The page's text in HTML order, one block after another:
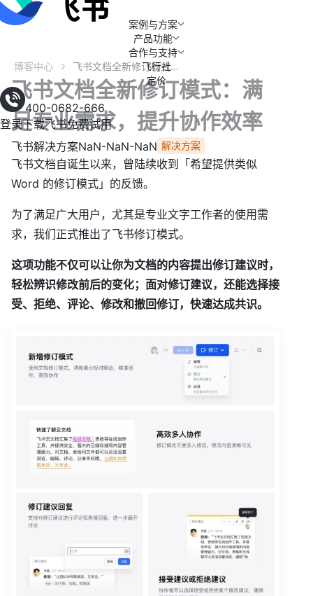
案例与方案
产品功能
合作与支持
飞行社
定价
400-0682-666
登录下载飞书免费试用
博客中心 飞书文档全新修订模式：满足专业需求，提升协作效率
飞书文档全新修订模式：满
足专业需求，提升协作效率
飞书解决方案NaN-NaN-NaN 解决方案
飞书文档自诞生以来，曾陆续收到「希望提供类似
Word 的修订模式」的反馈。
为了满足广大用户，尤其是专业文字工作者的使用需
求，我们正式推出了飞书修订模式。
这项功能不仅可以让你为文档的内容提出修订建议时，
轻松辨识修改前后的变化；面对修订建议，还能选择接
受、拒绝、评论、修改和撤回修订，快速达成共识。